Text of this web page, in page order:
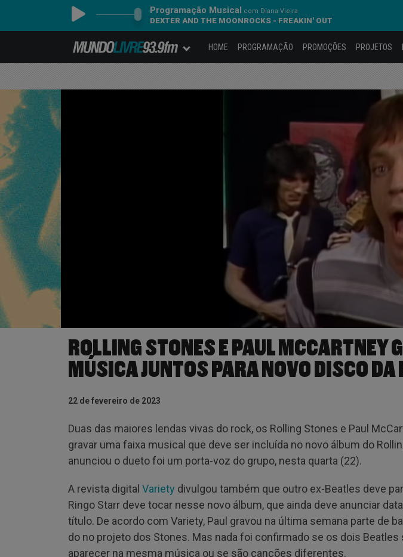
Programação Musical com Diana Vieira
DEXTER AND THE MOONROCKS - FREAKIN' OUT
HOME PROGRAMAÇÃO PROMOÇÕES PROJETOS
ROLLING STONES E PAUL MCCARTNEY
MÚSICA JUNTOS PARA NOVO DISCO
22 de fevereiro de 2023
Duas das maiores lendas vivas do rock, os Rolling Stones e Paul
gravar uma faixa musical que deve ser incluída no novo álbum do
anunciou o dueto foi um porta-voz do grupo, nesta quarta (22).
A revista digital Variety divulgou também que outro ex-Beatles deve
Ringo Starr deve tocar nesse novo álbum, que ainda deve anunciar
título. De acordo com Variety, Paul gravou na última semana parte de
do no projeto dos Stones. Mas nada foi confirmado se os dois Beatles
aparecer na mesma música ou se são canções diferentes.